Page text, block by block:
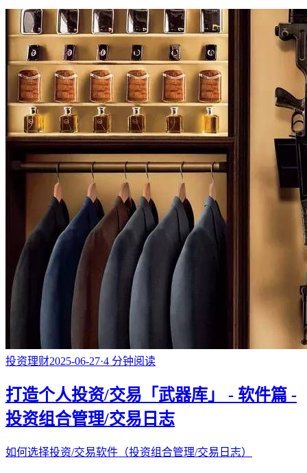
投资理财2025-06-27·4 分钟阅读
打造个人投资/交易「武器库」 - 软件篇 -
投资组合管理/交易日志
如何选择投资/交易软件（投资组合管理/交易日志）